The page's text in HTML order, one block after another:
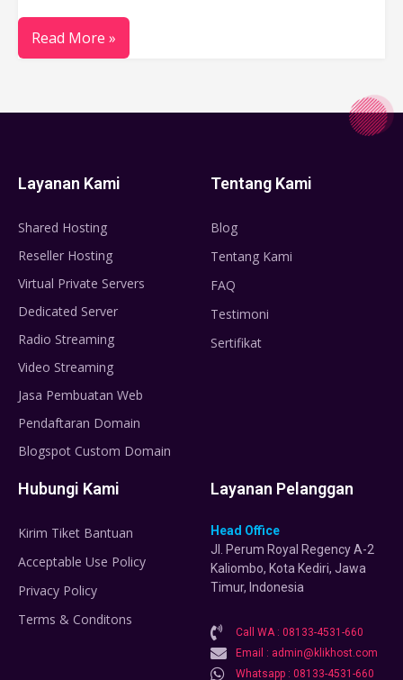
Read More »
Layanan Kami
Shared Hosting
Reseller Hosting
Virtual Private Servers
Dedicated Server
Radio Streaming
Video Streaming
Jasa Pembuatan Web
Pendaftaran Domain
Blogspot Custom Domain
Tentang Kami
Blog
Tentang Kami
FAQ
Testimoni
Sertifikat
Hubungi Kami
Kirim Tiket Bantuan
Acceptable Use Policy
Privacy Policy
Terms & Conditons
Layanan Pelanggan
Head Office
Jl. Perum Royal Regency A-2
Kaliombo, Kota Kediri, Jawa
Timur, Indonesia
Call WA : 08133-4531-660
Email : admin@klikhost.com
Whatsapp : 08133-4531-660